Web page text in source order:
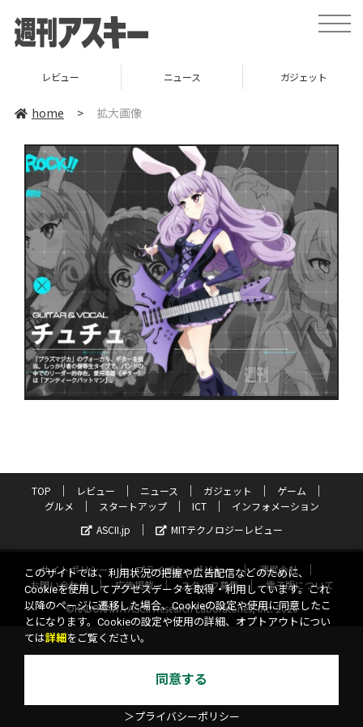
toggle
レビュー ニュース ガジェット
home > 拡大画像
TOP レビュー ニュース ガジェット
ゲーム
グルメ
スタートアップ ICT
インフォメーション
ASCII.jp
MITテクノロジーレビュー
サイトポリシー プライバシーポリシー
運営会社
お問い合わせ
広告掲載 スタッフ募集
電子版について
©KADOKAWA ASCII Research Laboratories, Inc. 2026
このサイトでは、利用状況の把握や広告配信などのために、
Cookieを使用してアクセスデータを取得・利用しています。これ
以降のページに遷移した場合、Cookieの設定や使用に同意したこ
とになります。Cookieの設定や使用の詳細、オプトアウトについ
ては詳細 をご覧ください。
同意する
＞プライバシーポリシー